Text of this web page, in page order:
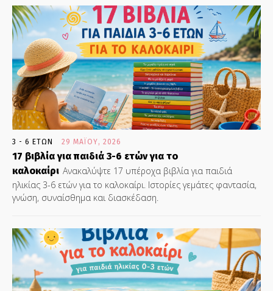
3 - 6 ΕΤΏΝ 29 ΜΑΪ́ΟΥ, 2026
17 βιβλία για παιδιά 3-6 ετών για το
καλοκαίρι Ανακαλύψτε 17 υπέροχα βιβλία για παιδιά
ηλικίας 3-6 ετών για το καλοκαίρι. Ιστορίες γεμάτες φαντασία,
γνώση, συναίσθημα και διασκέδαση.